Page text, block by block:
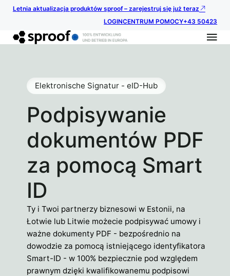
Letnia aktualizacja produktów sproof – zarejestruj się już teraz
LOGINCENTRUM POMOCY+43 50423
Podpisywanie
dokumentów PDF
za pomocą Smart
ID
Elektronische Signatur - eID-Hub
Ty i Twoi partnerzy biznesowi w Estonii, na
Łotwie lub Litwie możecie podpisywać umowy i
ważne dokumenty PDF - bezpośrednio na
dowodzie za pomocą istniejącego identyfikatora
Smart-ID - w 100% bezpiecznie pod względem
prawnym dzięki kwalifikowanemu podpisowi